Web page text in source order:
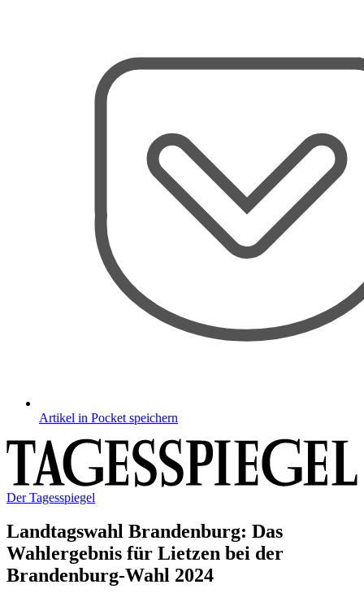
Artikel in Pocket speichern
Der Tagesspiegel
Landtagswahl Brandenburg: Das
Wahlergebnis für Lietzen bei der
Brandenburg-Wahl 2024